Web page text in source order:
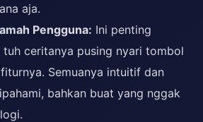
aja.
Pengguna: Ini penting
ceritanya pusing nyari tombol
Semuanya intuitif dan
bahkan buat yang nggak